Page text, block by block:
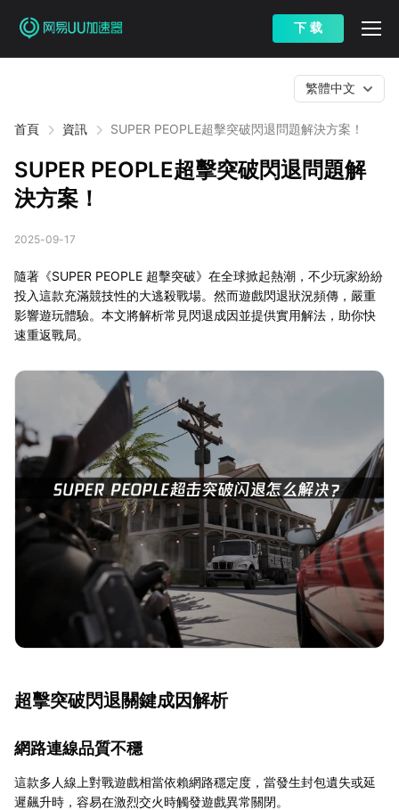
下 载
首頁 資訊 SUPER PEOPLE超擊突破閃退問題解決方案！
繁體中文
SUPER PEOPLE超擊突破閃退問題解
決方案！
2025-09-17
隨著《SUPER PEOPLE 超擊突破》在全球掀起熱潮，不少玩家紛紛
投入這款充滿競技性的大逃殺戰場。然而遊戲閃退狀況頻傳，嚴重
影響遊玩體驗。本文將解析常見閃退成因並提供實用解法，助你快
速重返戰局。
超擊突破閃退關鍵成因解析
網路連線品質不穩
這款多人線上對戰遊戲相當依賴網路穩定度，當發生封包遺失或延
遲飆升時，容易在激烈交火時觸發遊戲異常關閉。